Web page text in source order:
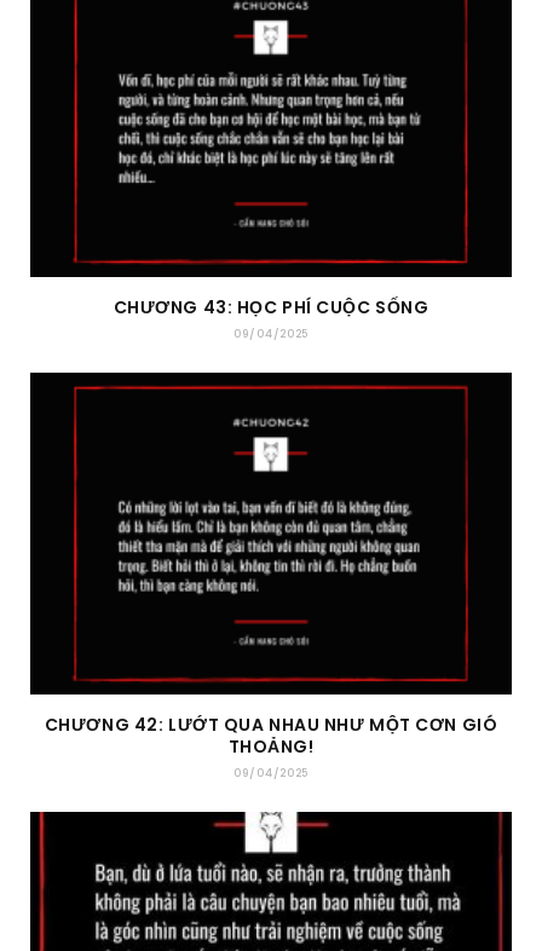
CHƯƠNG 43: HỌC PHÍ CUỘC SỐNG
09/04/2025
CHƯƠNG 42: LƯỚT QUA NHAU NHƯ MỘT CƠN GIÓ
THOẢNG!
09/04/2025